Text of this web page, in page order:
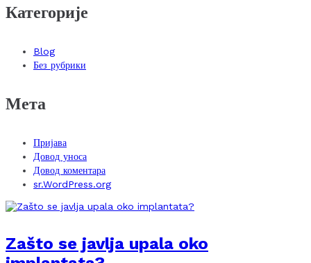
Категорије
Blog
Без рубрики
Мета
Пријава
Довод уноса
Довод коментара
sr.WordPress.org
Zašto se javlja upala oko